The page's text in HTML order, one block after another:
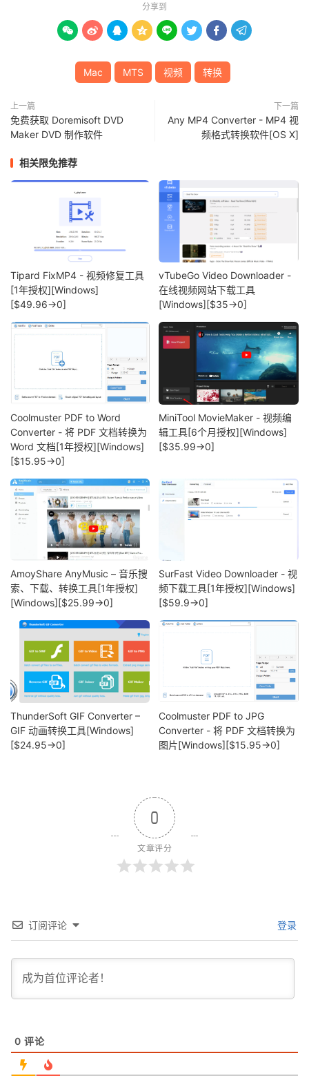
分享到
       
Mac MTS 视频 转换
上一篇
免费获取 Doremisoft DVD
Maker DVD 制作软件
下一篇
Any MP4 Converter - MP4 视
频格式转换软件[OS X]
相关限免推荐
Tipard FixMP4 - 视频修复工具
[1年授权][Windows]
[$49.96→0]
vTubeGo Video Downloader -
在线视频网站下载工具
[Windows][$35→0]
Coolmuster PDF to Word
Converter - 将 PDF 文档转换为
Word 文档[1年授权][Windows]
[$15.95→0]
MiniTool MovieMaker - 视频编
辑工具[6个月授权][Windows]
[$35.99→0]
AmoyShare AnyMusic – 音乐搜
索、下载、转换工具[1年授权]
[Windows][$25.99→0]
SurFast Video Downloader - 视
频下载工具[1年授权][Windows]
[$59.9→0]
ThunderSoft GIF Converter –
GIF 动画转换工具[Windows]
[$24.95→0]
Coolmuster PDF to JPG
Converter - 将 PDF 文档转换为
图片[Windows][$15.95→0]
0
文章评分
订阅评论 登录
0 评论